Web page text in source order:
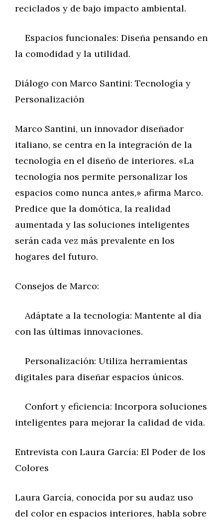
reciclados y de bajo impacto ambiental.
Espacios funcionales: Diseña pensando en
la comodidad y la utilidad.
Diálogo con Marco Santini: Tecnología y
Personalización
Marco Santini, un innovador diseñador
italiano, se centra en la integración de la
tecnología en el diseño de interiores. «La
tecnología nos permite personalizar los
espacios como nunca antes,» afirma Marco.
Predice que la domótica, la realidad
aumentada y las soluciones inteligentes
serán cada vez más prevalente en los
hogares del futuro.
Consejos de Marco:
Adáptate a la tecnología: Mantente al día
con las últimas innovaciones.
Personalización: Utiliza herramientas
digitales para diseñar espacios únicos.
Confort y eficiencia: Incorpora soluciones
inteligentes para mejorar la calidad de vida.
Entrevista con Laura García: El Poder de los
Colores
Laura García, conocida por su audaz uso
del color en espacios interiores, habla sobre